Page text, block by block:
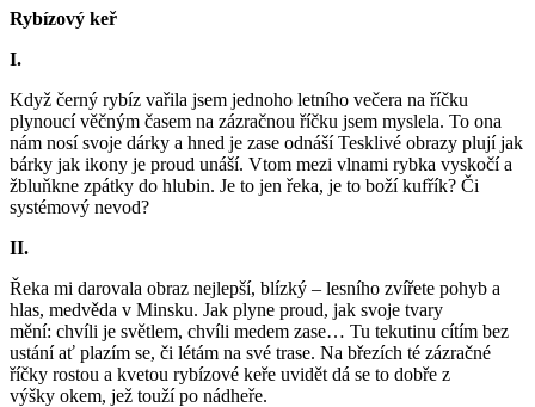
Rybízový keř
I.
Když černý rybíz vařila jsem jednoho letního večera na říčku
plynoucí věčným časem na zázračnou říčku jsem myslela. To ona
nám nosí svoje dárky a hned je zase odnáší Tesklivé obrazy plují jak
bárky jak ikony je proud unáší. Vtom mezi vlnami rybka vyskočí a
žbluňkne zpátky do hlubin. Je to jen řeka, je to boží kufřík? Či
systémový nevod?
II.
Řeka mi darovala obraz nejlepší, blízký – lesního zvířete pohyb a
hlas, medvěda v Minsku. Jak plyne proud, jak svoje tvary
mění: chvíli je světlem, chvíli medem zase… Tu tekutinu cítím bez
ustání ať plazím se, či létám na své trase. Na březích té zázračné
říčky rostou a kvetou rybízové keře uvidět dá se to dobře z
výšky okem, jež touží po nádheře.